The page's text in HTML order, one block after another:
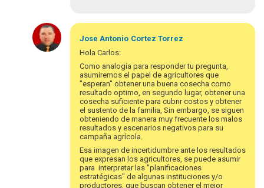
En
respuesta
a
Jose Antonio Cortez Torrez
Hola Carlos:
Como analogía para responder tu pregunta,
asumiremos el papel de agricultores que
"esperan" obtener una buena cosecha como
resultado optimo, en segundo lugar, obtener una
cosecha suficiente para cubrir costos y obtener
el sustento de la familia, Sin embargo, se siguen
obteniendo de manera muy frecuente los malos
resultados y escenarios negativos para su
campaña agrícola.
Esa imagen de incertidumbre ante los resultados
que expresan los agricultores, se puede asumir
para interpretar las "planificaciones
estratégicas" de algunas instituciones y/o
productores, que buscan obtener el mejor